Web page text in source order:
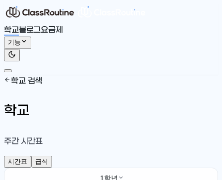
학교블로그요금제
기능
학교 검색
학교
주간 시간표
시간표 급식
1학년